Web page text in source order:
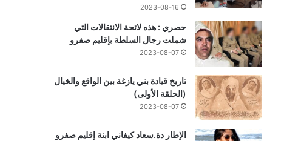
2023-08-16
حصري : هذه لائحة الانتقالات التي
شملت رجال السلطة بإقليم صفرو
2023-08-07
تاريخ قيادة بني يازغة بين الواقع والخيال
(الحلقة الأولى)
2023-08-07
الإطار دة.سعاد كيفاني ابنة إقليم صفرو